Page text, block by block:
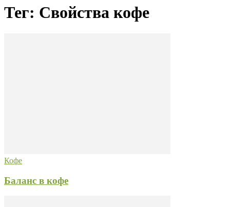
Тег: Свойства кофе
Кофе
Баланс в кофе